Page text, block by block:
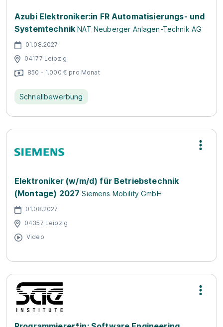
Azubi Elektroniker:in FR Automatisierungs- und
Systemtechnik NAT Neuberger Anlagen-Technik AG
01.08.2027
04177 Leipzig
850 - 1.000 € pro Monat
Schnellbewerbung
Elektroniker (w/m/d) für Betriebstechnik
(Montage) 2027 Siemens Mobility GmbH
01.08.2027
04357 Leipzig
Video